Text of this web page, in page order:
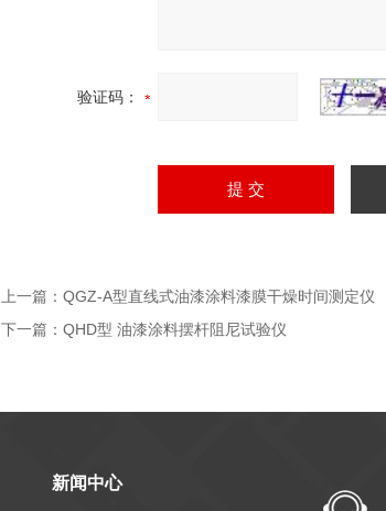
验证码：
上一篇： QGZ-A型直线式油漆涂料漆膜干燥时间测定仪
下一篇： QHD型 油漆涂料摆杆阻尼试验仪
新闻中心